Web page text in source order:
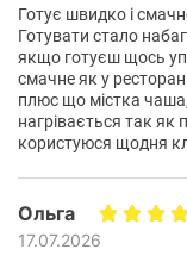
Подвійна
поєднанні з
розподіл тепла.
необхідності
Готує швидко і
Готувати стало
якщо готуєш щось
смачне як у
плюс що містка
нагрівається так як
користуюся щодня
Ольга
17.07.2026